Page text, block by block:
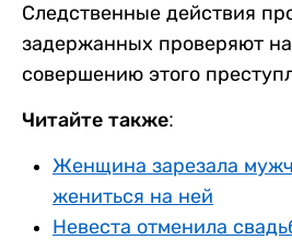
Следственные действия
задержанных проверяют
совершению этого
Читайте также:
Женщина зарезала
жениться на ней
Невеста отменила